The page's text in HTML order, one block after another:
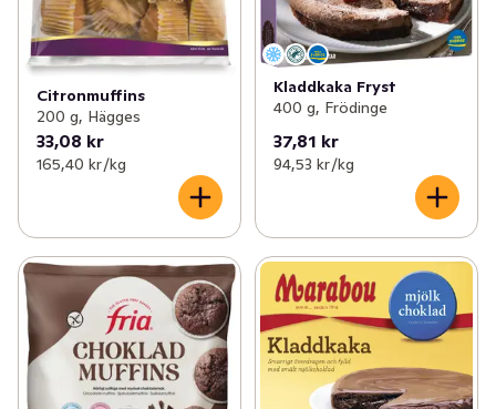
Citronmuffins
200 g, Hägges
33,08 kr
165,40 kr /kg
Kladdkaka Fryst
400 g, Frödinge
37,81 kr
94,53 kr /kg